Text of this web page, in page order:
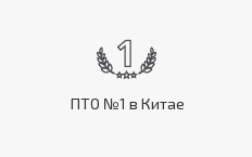
ПТО №1 в Китае